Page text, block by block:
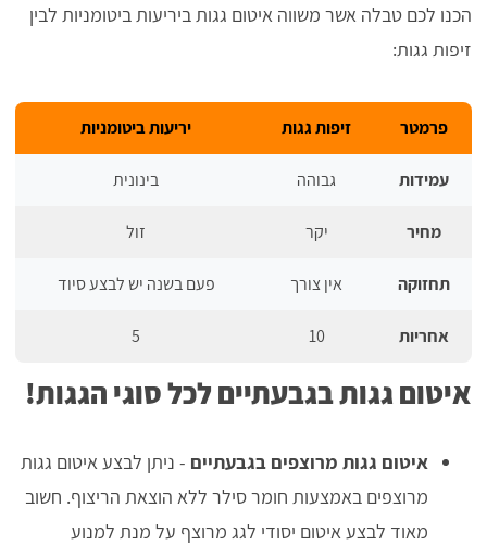
הכנו לכם טבלה אשר משווה איטום גגות ביריעות ביטומניות לבין
זיפות גגות:
פרמטר זיפות גגות יריעות ביטומניות
עמידות גבוהה בינונית
מחיר יקר זול
תחזוקה אין צורך פעם בשנה יש לבצע סיוד
אחריות 10
5
איטום גגות בגבעתיים לכל סוגי הגגות!
איטום גגות מרוצפים בגבעתיים - ניתן לבצע איטום גגות
מרוצפים באמצעות חומר סילר ללא הוצאת הריצוף. חשוב
מאוד לבצע איטום יסודי לגג מרוצף על מנת למנוע